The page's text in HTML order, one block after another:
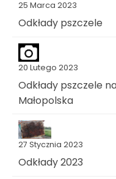
25 Marca 2023
Odkłady pszczele
20 Lutego 2023
Odkłady pszczele
Małopolska
27 Stycznia 2023
Odkłady 2023